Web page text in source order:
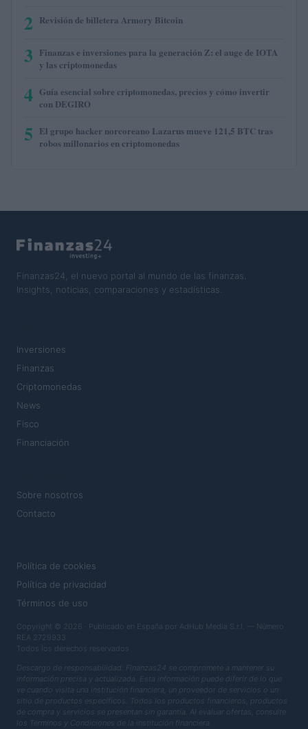
2 Revisión de billetera Armory Bitcoin
3 Finanzas e inversiones para la generación Z: el auge de IOTA
y las criptomonedas
4 Guía esencial sobre criptomonedas, precios y cómo invertir
con DEGIRO
5 El grupo hacker norcoreano Lazarus mueve 121,5 BTC tras
robos millonarios en criptomonedas
Finanzas24, el nuevo portal al mundo de las finanzas.
Insights, noticias, comparaciones y estadísticas.
Inversiones
Finanzas
Criptomonedas
News
Fisco
Financiación
Sobre nosotros
Contacto
Política de cookies
Política de privacidad
Términos de uso
Copyright © 2026 · Publicado en España por AdHub Media S.r.l. — Número
REA 2729933
Todos los derechos reservados
Descargo de responsabilidad: Finanzas24 se compromete a mantener su
información precisa y actualizada. Esta información puede diferir de lo que
ve cuando visita una institución financiera, un proveedor de servicios o un
sitio de productos específicos. Todos los productos financieros, productos
de compra y servicios se presentan sin garantía. Al evaluar ofertas, consulte
los Términos y Condiciones de la institución financiera.